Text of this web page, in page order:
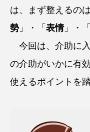
は、まず整えるの
勢 」・「 表情」・「
今回は、介助に
の介助がいかに有
使えるポイントを